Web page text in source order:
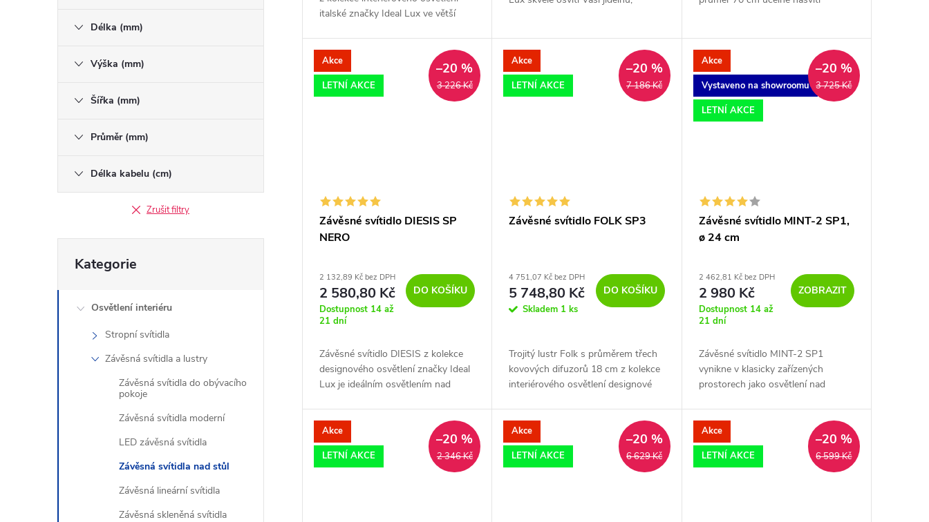
Délka (mm)
Výška (mm)
Šířka (mm)
Průměr (mm)
Délka kabelu (cm)
Zrušit filtry
kategorie
Kategorie
Osvětlení interiéru
Stropní svítidla
Závěsná svítidla a lustry
Závěsná svítidla do obývacího
pokoje
Závěsná svítidla moderní
LED závěsná svítidla
Závěsná svítidla nad stůl
Závěsná lineární svítidla
Závěsná skleněná svítidla
italské značky Ideal Lux ve větší
moderně zařízeném...
Akce
LETNÍ AKCE
3 226 Kč
–20 %
Závěsné svítidlo DIESIS SP
NERO
2 132,89 Kč bez DPH
2 580,80 Kč
Dostupnost 14 až
21 dní
DO KOŠÍKU
Závěsné svítidlo DIESIS z kolekce
designového osvětlení značky Ideal
Lux je ideálním osvětlením nad
průměru...
Akce
LETNÍ AKCE
7 186 Kč
–20 %
Závěsné svítidlo FOLK SP3
4 751,07 Kč bez DPH
5 748,80 Kč
Skladem 1 ks
DO KOŠÍKU
Trojitý lustr Folk s průměrem třech
kovových difuzorů 18 cm z kolekce
interiérového osvětlení designové
barovým...
Akce
Vystaveno na showroomu
LETNÍ AKCE
3 725 Kč
–20 %
Závěsné svítidlo MINT-2 SP1,
ø 24 cm
2 462,81 Kč bez DPH
2 980 Kč
Dostupnost 14 až
21 dní
ZOBRAZIT
Závěsné svítidlo MINT-2 SP1
vynikne v klasicky zařízených
prostorech jako osvětlení nad
Akce
LETNÍ AKCE
2 346 Kč
–20 %
Akce
LETNÍ AKCE
6 629 Kč
–20 %
Akce
LETNÍ AKCE
6 599 Kč
–20 %